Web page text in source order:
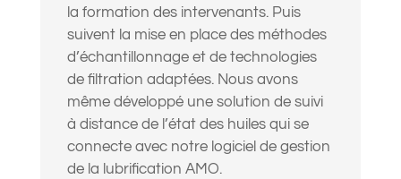
la formation des intervenants. Puis
suivent la mise en place des méthodes
d’échantillonnage et de technologies
de filtration adaptées. Nous avons
même développé une solution de suivi
à distance de l’état des huiles qui se
connecte avec notre logiciel de gestion
de la lubrification AMO.